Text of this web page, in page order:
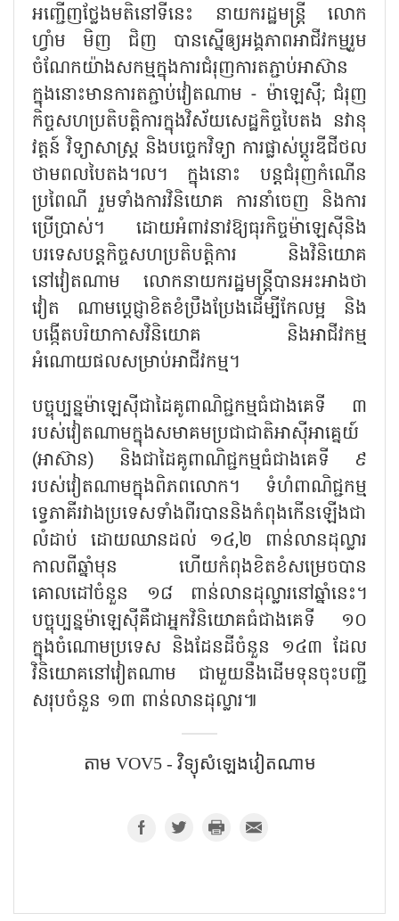
អញ្ជើញថ្លែងមតិនៅទីនេះ នាយករដ្ឋមន្ត្រី លោក
ហ្វាំម មិញ ជិញ បានស្នើឲ្យអង្គភាពអាជីវកម្មរួម
ចំណែកយ៉ាងសកម្មក្នុងការជំរុញការតភ្ជាប់អាស៊ាន
ក្នុងនោះមានការតភ្ជាប់វៀតណាម - ម៉ាឡេស៊ី; ជំរុញ
កិច្ចសហប្រតិបត្តិការក្នុងវិស័យសេដ្ឋកិច្ចបៃតង នវានុ
វត្តន៍ វិទ្យាសាស្ត្រ និងបច្ចេកវិទ្យា ការផ្លាស់ប្តូរឌីជីថល
ថាមពលបៃតង។ល។ ក្នុងនោះ បន្តជំរុញកំណើន
ប្រពៃណី រួមទាំងការវិនិយោគ ការនាំចេញ និងការ
ប្រើប្រាស់។ ដោយអំពាវនាវឱ្យធុរកិច្ចម៉ាឡេស៊ីនិង
បរទេសបន្តកិច្ចសហប្រតិបត្តិការ និងវិនិយោគ
នៅវៀតណាម លោកនាយករដ្ឋមន្ត្រីបានអះអាងថា
វៀត ណាមប្តេជ្ញាខិតខំប្រឹងប្រែងដើម្បីកែលម្អ និង
បង្កើតបរិយាកាសវិនិយោគ និងអាជីវកម្ម
អំណោយផលសម្រាប់អាជីវកម្ម។
បច្ចុប្បន្នម៉ាឡេស៊ីជាដៃគូពាណិជ្ជកម្មធំជាងគេទី ៣
របស់វៀតណាមក្នុងសមាគមប្រជាជាតិអាស៊ីអាគ្នេយ៍
(អាស៊ាន) និងជាដៃគូពាណិជ្ជកម្មធំជាងគេទី ៩
របស់វៀតណាមក្នុងពិភពលោក។ ទំហំពាណិជ្ជកម្ម
ទ្វេភាគីរវាងប្រទេសទាំងពីរបាននិងកំពុងកើនឡើងជា
លំដាប់ ដោយឈានដល់ ១៤,២ ពាន់លានដុល្លារ
កាលពីឆ្នាំមុន ហើយកំពុងខិតខំសម្រេចបាន
គោលដៅចំនួន ១៨ ពាន់លានដុល្លារនៅឆ្នាំនេះ។
បច្ចុប្បន្នម៉ាឡេស៊ីគឺជាអ្នកវិនិយោគធំជាងគេទី ១០
ក្នុងចំណោមប្រទេស និងដែនដីចំនួន ១៤៣ ដែល
វិនិយោគនៅវៀតណាម ជាមួយនឹងដើមទុនចុះបញ្ជី
សរុបចំនួន ១៣ ពាន់លានដុល្លារ៕
តាម VOV5 - វិទ្យុសំឡេង​វៀតណាម